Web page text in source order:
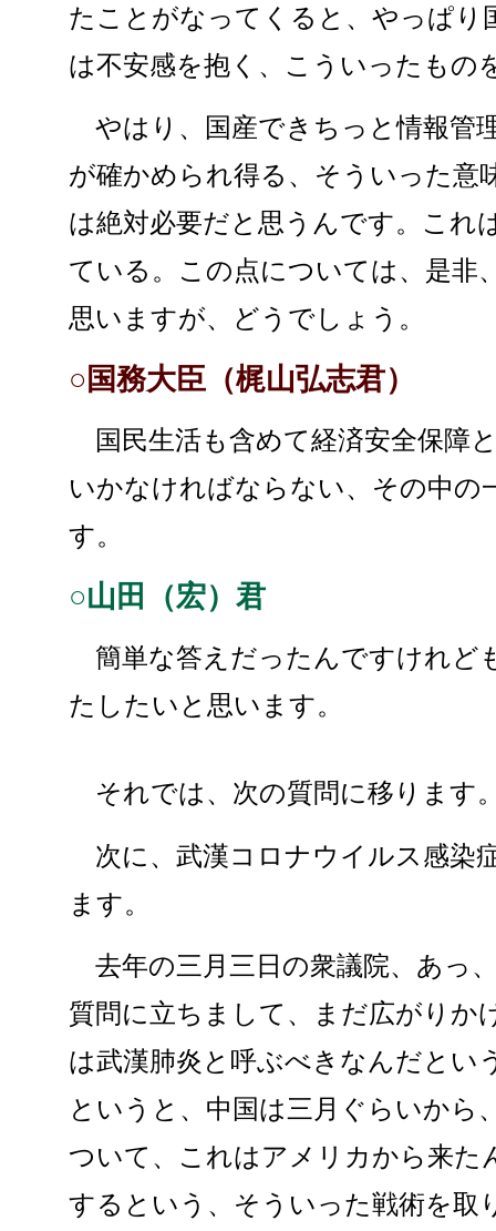
たことがなってくると、やっぱり
は不安感を抱く、こういったもの
やはり、国産できちっと情報管
が確かめられ得る、そういった意
は絶対必要だと思うんです。これ
ている。この点については、是非
思いますが、どうでしょう。
○国務大臣（梶山弘志君）
国民生活も含めて経済安全保障
いかなければならない、その中の
す。
○山田（宏）君
簡単な答えだったんですけれど
たしたいと思います。
それでは、次の質問に移ります
次に、武漢コロナウイルス感染
ます。
去年の三月三日の衆議院、あっ
質問に立ちまして、まだ広がりか
は武漢肺炎と呼ぶべきなんだとい
というと、中国は三月ぐらいから
ついて、これはアメリカから来
するという、そういった戦術を取